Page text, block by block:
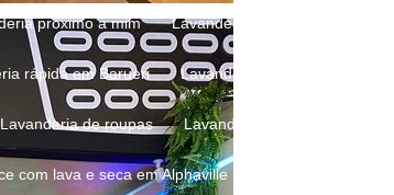
próximo a mim Lavanderia próximo a mim em
rápida em Barueri Lavanderia rápida express
Lavanderia de roupas Lavanderia de roupas perto
com lava e seca em Alphaville